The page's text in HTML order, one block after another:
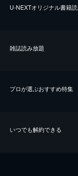
U-NEXTオリジナル書籍
雑誌読み放題
プロが選ぶおすすめ特集
いつでも解約できる